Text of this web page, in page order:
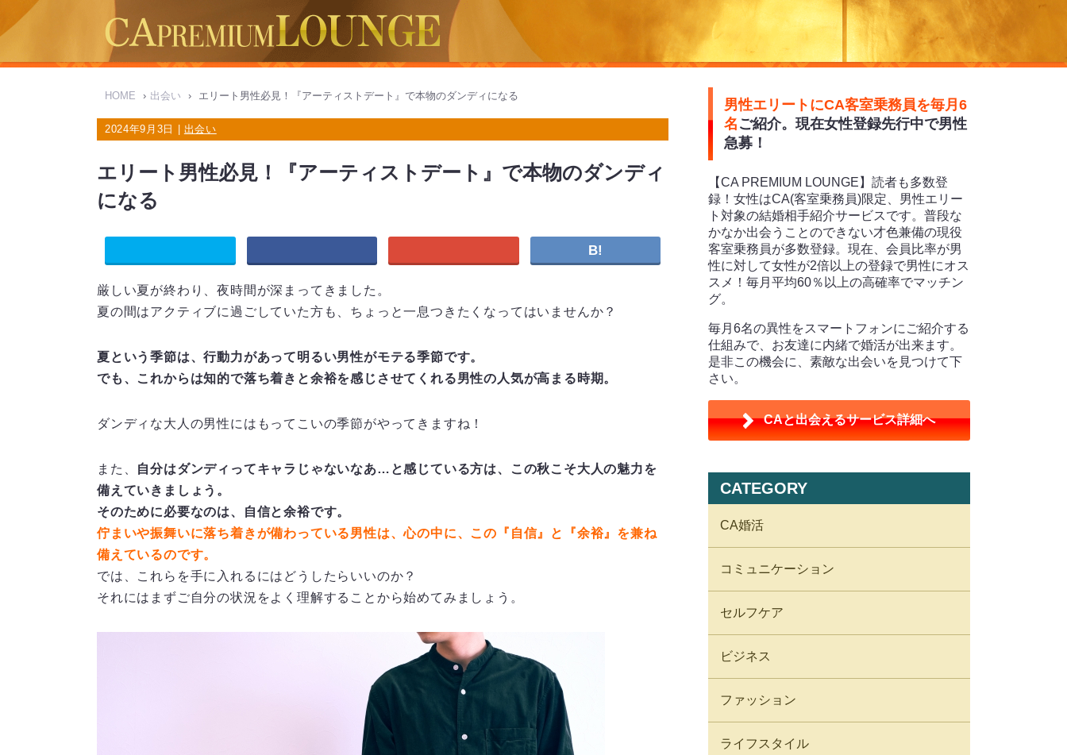
HOME › 出会い › エリート男性必見！『アーティストデート』で本物のダンディになる
2024年9月3日 | 出会い
エリート男性必見！『アーティストデート』で本物のダンディ
になる
B!
厳しい夏が終わり、夜時間が深まってきました。
夏の間はアクティブに過ごしていた方も、ちょっと一息つきたくなってはいませんか？
夏という季節は、行動力があって明るい男性がモテる季節です。
でも、これからは知的で落ち着きと余裕を感じさせてくれる男性の人気が高まる時期。
ダンディな大人の男性にはもってこいの季節がやってきますね！
また、 自分はダンディってキャラじゃないなあ…と感じている方は、この秋こそ大人の魅力を
備えていきましょう。
そのために必要なのは、自信と余裕です。
佇まいや振舞いに落ち着きが備わっている男性は、心の中に、この『自信』と『余裕』を兼ね
備えているのです。
では、これらを手に入れるにはどうしたらいいのか？
それにはまずご自分の状況をよく理解することから始めてみましょう。
男性エリートにCA客室乗務員を毎月6
名 ご紹介。現在女性登録先行中で男性
急募！
【CA PREMIUM LOUNGE】読者も多数登
録！女性はCA(客室乗務員)限定、男性エリー
ト対象の結婚相手紹介サービスです。普段な
かなか出会うことのできない才色兼備の現役
客室乗務員が多数登録。現在、会員比率が男
性に対して女性が2倍以上の登録で男性にオス
スメ！毎月平均60％以上の高確率でマッチン
グ。
毎月6名の異性をスマートフォンにご紹介する
仕組みで、お友達に内緒で婚活が出来ます。
是非この機会に、素敵な出会いを見つけて下
さい。
CAと出会えるサービス詳細へ
CATEGORY
CA婚活
コミュニケーション
セルフケア
ビジネス
ファッション
ライフスタイル